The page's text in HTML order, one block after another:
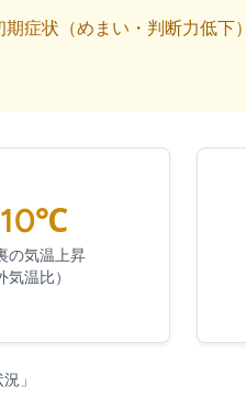
期症状（めまい・判断力低
の気温上昇
気温比）
」